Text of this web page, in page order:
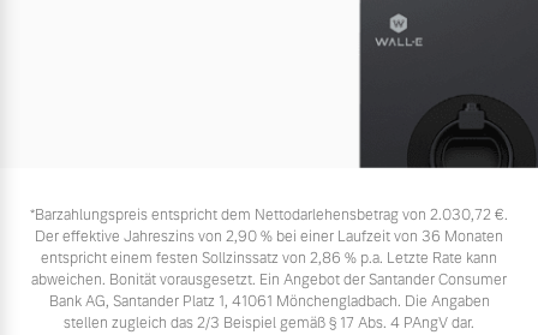
*Barzahlungspreis entspricht dem Nettodarlehensbetrag von 2.030,72 €.
Der effektive Jahreszins von 2,90 % bei einer Laufzeit von 36 Monaten
entspricht einem festen Sollzinssatz von 2,86 % p.a. Letzte Rate kann
abweichen. Bonität vorausgesetzt. Ein Angebot der Santander Consumer
Bank AG, Santander Platz 1, 41061 Mönchengladbach. Die Angaben
stellen zugleich das 2/3 Beispiel gemäß § 17 Abs. 4 PAngV dar.